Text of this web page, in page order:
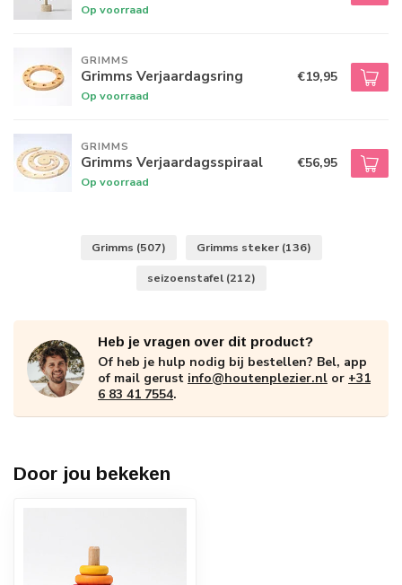
Op voorraad
GRIMMS
Grimms Verjaardagsring
Op voorraad
€19,95
GRIMMS
Grimms Verjaardagsspiraal
Op voorraad
€56,95
Grimms (507) Grimms steker (136)
seizoenstafel (212)
Heb je vragen over dit product?
Of heb je hulp nodig bij bestellen? Bel, app
of mail gerust info@houtenplezier.nl or +31
6 83 41 7554.
Door jou bekeken